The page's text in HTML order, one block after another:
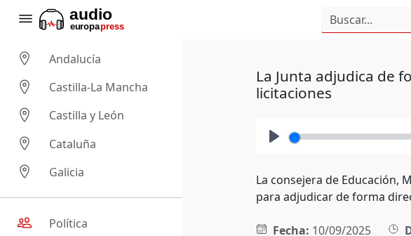
Andalucía
Castilla-La Mancha
Castilla y León
Cataluña
Galicia
Política
La Junta adjudica de
licitaciones
La consejera de Educación,
para adjudicar de forma
Fecha: 10/09/2025